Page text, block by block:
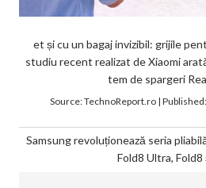
et și cu un bagaj invizibil: grijile
studiu recent realizat de Xiaomi
tem de spargeri
Source:TechnoReport.ro| Published:
Samsung revoluționează seria
Fold8 Ultra, Fold8